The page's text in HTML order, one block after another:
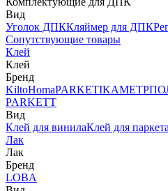
Вид
Уголок ДПККляймер для ДПК
Сопутствующие товары
Клей
Клей
Бренд
KiltoHomaPARKETIKA
PARKETT
Вид
Клей для винилаКлей для паркета
Лак
Лак
Бренд
LOBA